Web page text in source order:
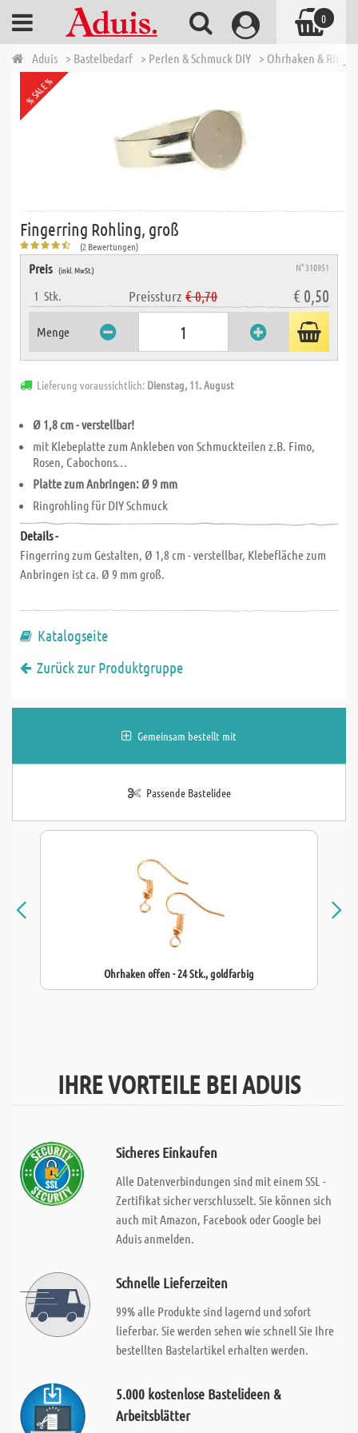
Aduis > Bastelbedarf > Perlen & Schmuck DIY > Ohrhaken & Ringe
% SALE %
Fingerring Rohling, groß
(2 Bewertungen)
Preis (inkl. MwSt.) N° 310951
1 Stk. Preissturz € 0,70 € 0,50
Menge
Lieferung voraussichtlich: Dienstag, 11. August
Ø 1,8 cm - verstellbar!
mit Klebeplatte zum Ankleben von Schmuckteilen z.B. Fimo,
Rosen, Cabochons…
Platte zum Anbringen: Ø 9 mm
Ringrohling für DIY Schmuck
Details -
Fingerring zum Gestalten, Ø 1,8 cm - verstellbar, Klebefläche zum
Anbringen ist ca. Ø 9 mm groß.
Katalogseite
Zurück zur Produktgruppe
Gemeinsam bestellt mit
Passende Bastelidee
Ohrhaken offen - 24 Stk., goldfarbig
IHRE VORTEILE BEI ADUIS
Sicheres Einkaufen
Alle Datenverbindungen sind mit einem SSL -
Zertifikat sicher verschlusselt. Sie können sich
auch mit Amazon, Facebook oder Google bei
Aduis anmelden.
Schnelle Lieferzeiten
99% alle Produkte sind lagernd und sofort
lieferbar. Sie werden sehen wie schnell Sie Ihre
bestellten Bastelartikel erhalten werden.
5.000 kostenlose Bastelideen &
Arbeitsblätter
0